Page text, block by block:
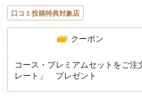
口コミ投稿特典対象店
クーポン
コース・プレミアムセットをご
レート」 プレゼント